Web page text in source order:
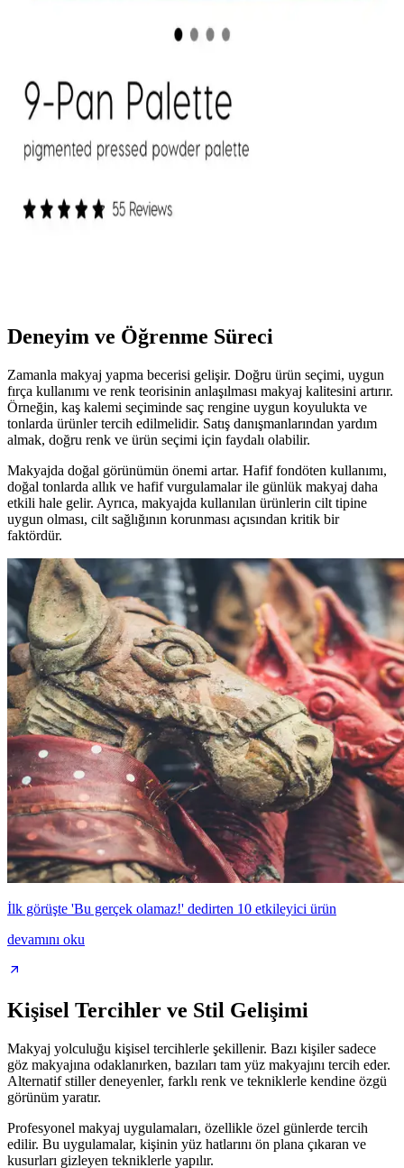
Doğal Dudaklar İçin Uygun Seçenek
Mac XIMAL Silky Matte Ruj, yüksek pigmentasyon ve doğal
ambalajıyla öne çıkan şık bir makyaj ürünüdür.
Performansı ve Kullanıcı Deneyimleri
Deneyim ve Öğrenme Süreci
Zamanla makyaj yapma becerisi gelişir. Doğru ürün seçimi, uygun
fırça kullanımı ve renk teorisinin anlaşılması makyaj kalitesini artırır.
Örneğin, kaş kalemi seçiminde saç rengine uygun koyulukta ve
tonlarda ürünler tercih edilmelidir. Satış danışmanlarından yardım
almak, doğru renk ve ürün seçimi için faydalı olabilir.
Makyajda doğal görünümün önemi artar. Hafif fondöten kullanımı,
doğal tonlarda allık ve hafif vurgulamalar ile günlük makyaj daha
etkili hale gelir. Ayrıca, makyajda kullanılan ürünlerin cilt tipine
uygun olması, cilt sağlığının korunması açısından kritik bir
faktördür.
İlk görüşte 'Bu gerçek olamaz!' dedirten 10 etkileyici ürün
devamını oku
Kişisel Tercihler ve Stil Gelişimi
Makyaj yolculuğu kişisel tercihlerle şekillenir. Bazı kişiler sadece
göz makyajına odaklanırken, bazıları tam yüz makyajını tercih eder.
Alternatif stiller deneyenler, farklı renk ve tekniklerle kendine özgü
görünüm yaratır.
Profesyonel makyaj uygulamaları, özellikle özel günlerde tercih
edilir. Bu uygulamalar, kişinin yüz hatlarını ön plana çıkaran ve
kusurları gizleyen tekniklerle yapılır.